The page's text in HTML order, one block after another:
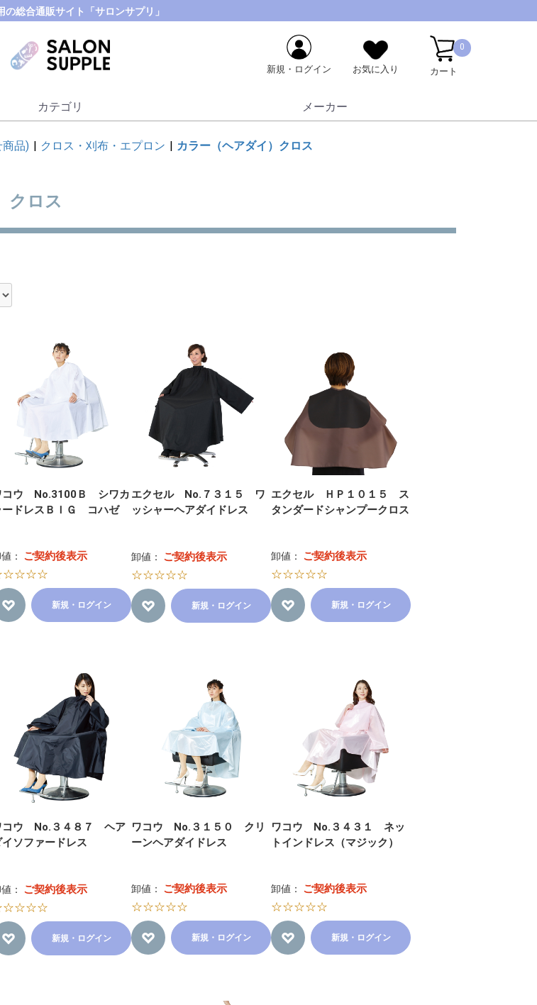
の総合通販サイト「サロンサプリ」
新規・ログイン お気に入り
0
カート
カテゴリ メーカー
商品) クロス・刈布・エプロン カラー（ヘアダイ）クロス
クロス
コウ No.3100Ｂ シワカ
ードレスＢＩＧ コハゼ
： ご契約後表示
新規・ログイン
エクセル No.７３１５ ワ
ッシャーヘアダイドレス
卸値： ご契約後表示
☆☆☆☆☆
新規・ログイン
エクセル ＨＰ１０１５ ス
タンダードシャンプークロス
卸値： ご契約後表示
☆☆☆☆☆
新規・ログイン
コウ No.３４８７ ヘア
イソファードレス
： ご契約後表示
新規・ログイン
ワコウ No.３１５０ クリ
ーンヘアダイドレス
卸値： ご契約後表示
☆☆☆☆☆
新規・ログイン
ワコウ No.３４３１ ネッ
トインドレス（マジック）
卸値： ご契約後表示
☆☆☆☆☆
新規・ログイン